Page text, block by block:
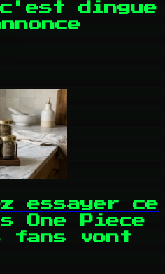
dingue
essayer ce
One Piece
fans vont